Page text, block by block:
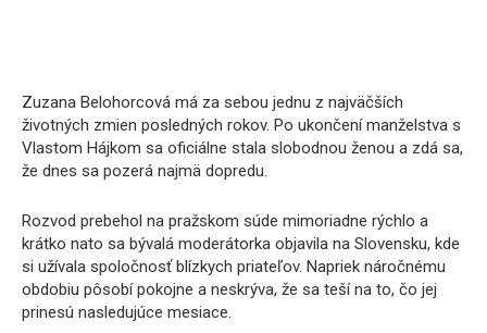
Zuzana Belohorcová má za sebou jednu z najväčších
životných zmien posledných rokov. Po ukončení manželstva s
Vlastom Hájkom sa oficiálne stala slobodnou ženou a zdá sa,
že dnes sa pozerá najmä dopredu.
Rozvod prebehol na pražskom súde mimoriadne rýchlo a
krátko nato sa bývalá moderátorka objavila na Slovensku, kde
si užívala spoločnosť blízkych priateľov. Napriek náročnému
obdobiu pôsobí pokojne a neskrýva, že sa teší na to, čo jej
prinesú nasledujúce mesiace.